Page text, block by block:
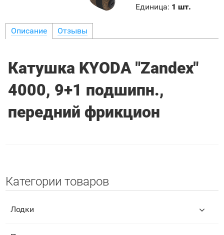
Единица: 1 шт.
Описание Отзывы
Катушка KYODA "Zandex"
4000, 9+1 подшипн.,
передний фрикцион
Категории товаров
Лодки